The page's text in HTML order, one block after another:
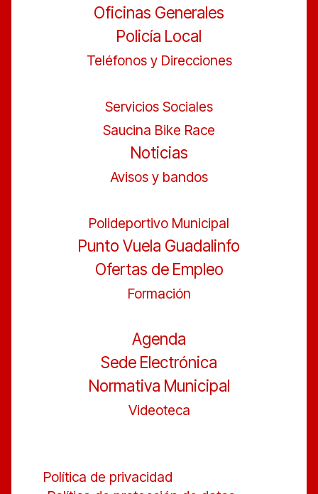
Oficinas Generales
Policía Local
Teléfonos y Direcciones
Servicios Sociales
Saucina Bike Race
Noticias
Avisos y bandos
Polideportivo Municipal
Punto Vuela Guadalinfo
Ofertas de Empleo
Formación
Agenda
Sede Electrónica
Normativa Municipal
Videoteca
Política de privacidad